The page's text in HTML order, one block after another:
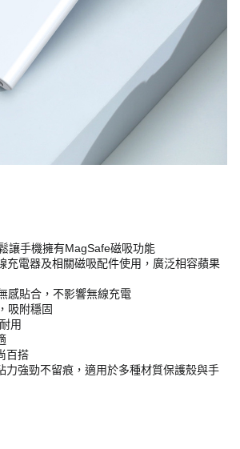
讓手機擁有MagSafe磁吸功能
充電器及相關磁吸配件使用，廣泛相容蘋果
感貼合，不影響無線充電
吸附穩固
用
百搭
力強勁不留痕，適用於多種材質保護殼與手